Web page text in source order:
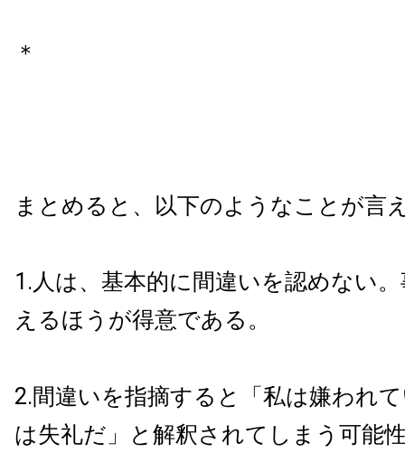
＊
まとめると、以下のようなことが言
1.人は、基本的に間違いを認めない
えるほうが得意である。
2.間違いを指摘すると「私は嫌われ
は失礼だ」と解釈されてしまう可能